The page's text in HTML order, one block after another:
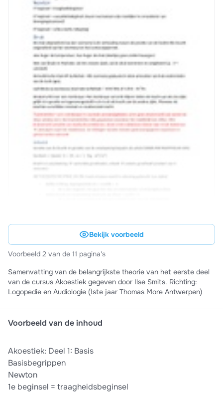
Bekijk voorbeeld
Voorbeeld 2 van de 11 pagina's
Samenvatting van de belangrijkste theorie van het eerste deel
van de cursus Akoestiek gegeven door Ilse Smits. Richting:
Logopedie en Audiologie (1ste jaar Thomas More Antwerpen)
Voorbeeld van de inhoud
Akoestiek: Deel 1: Basis
Basisbegrippen
Newton
1e beginsel = traagheidsbeginsel